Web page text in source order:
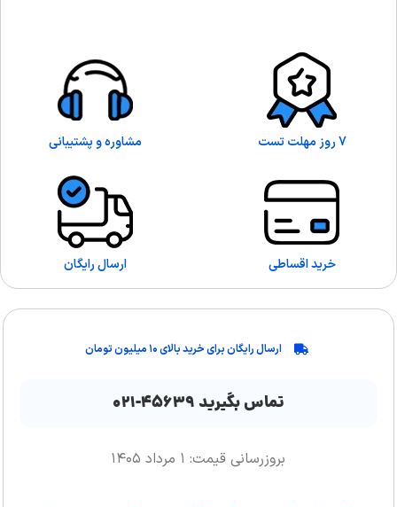
7 روز مهلت تست مشاوره و پشتیبانی
خرید اقساطی ارسال رایگان
ارسال رایگان برای خرید بالای ۱۰ میلیون تومان
تماس بگیرید ۴۵۶۳۹-۰۲۱
بروزرسانی قیمت: ۱ مرداد ۱۴۰۵